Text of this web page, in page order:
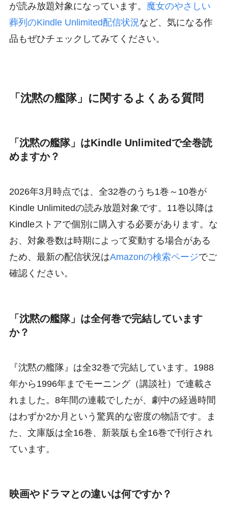
が読み放題対象になっています。
魔女のやさしい
葬列のKindle Unlimited配信状況など、気になる作
品もぜひチェックしてみてください。
「沈黙の艦隊」に関するよくある質問
「沈黙の艦隊」はKindle Unlimitedで全巻読
めますか？
2026年3月時点では、全32巻のうち1巻～10巻が
Kindle Unlimitedの読み放題対象です。11巻以降は
Kindleストアで個別に購入する必要があります。な
お、対象巻数は時期によって変動する場合がある
ため、最新の配信状況はAmazonの検索ページでご
確認ください。
「沈黙の艦隊」は全何巻で完結しています
か？
『沈黙の艦隊』は全32巻で完結しています。1988
年から1996年までモーニング（講談社）で連載さ
れました。8年間の連載でしたが、劇中の経過時間
はわずか2か月という驚異的な密度の物語です。ま
た、文庫版は全16巻、新装版も全16巻で刊行され
ています。
映画やドラマとの違いは何ですか？